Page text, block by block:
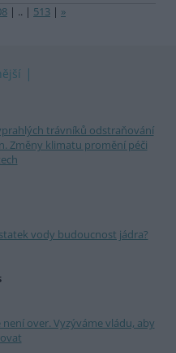
| .. | 513 | »
trávníků odstraňování
Změny klimatu promění péči
vody budoucnost jádra?
over. Vyzýváme vládu, aby